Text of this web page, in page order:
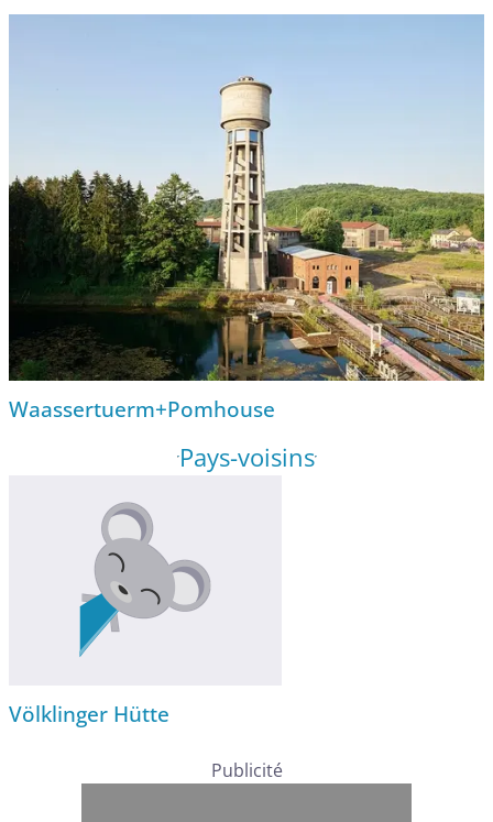
Waassertuerm+Pomhouse
Pays-voisins
Völklinger Hütte
Publicité